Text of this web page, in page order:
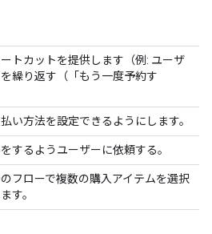
トカットを提供します（例: ユーザ
繰り返す（「もう一度予約す
い方法を設定できるようにします。
するようユーザーに依頼する。
フローで複数の購入アイテムを選択
す。